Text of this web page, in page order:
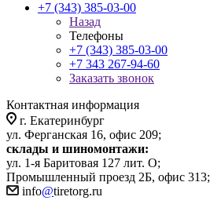
+7 (343) 385-03-00
Назад
Телефоны
+7 (343) 385-03-00
+7 343 267-94-60
Заказать звонок
Контактная информация
г. Екатеринбург
ул. Ферганская 16, офис 209;
склады и шиномонтажи:
ул. 1-я Баритовая 127 лит. О;
Промышленный проезд 2Б, офис 313;
info@tiretorg.ru